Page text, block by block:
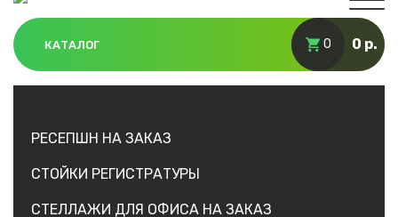
КАТАЛОГ 0 0 р.
РЕСЕПШН НА ЗАКАЗ
СТОЙКИ РЕГИСТРАТУРЫ
СТЕЛЛАЖИ ДЛЯ ОФИСА НА ЗАКАЗ